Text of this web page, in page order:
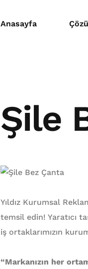
Anasayfa
Şile
Yıldız Kurumsal
temsil edin! Yaratıcı
iş ortaklarımızın
“Markanızın her